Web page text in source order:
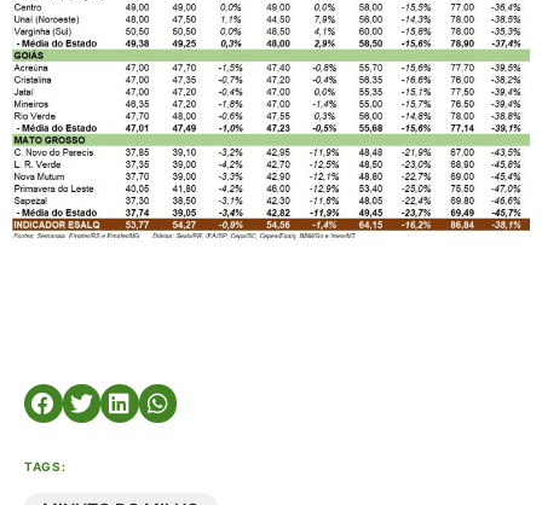
TAGS: